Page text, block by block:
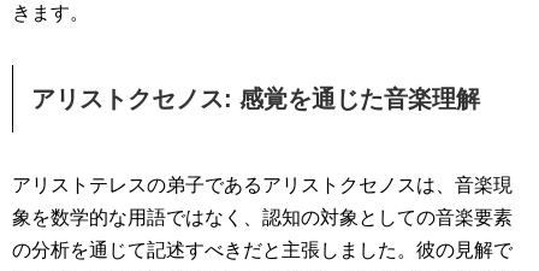
きます。
アリストクセノス: 感覚を通じた音楽理解
アリストテレスの弟子であるアリストクセノスは、音楽現
象を数学的な用語ではなく、認知の対象としての音楽要素
の分析を通じて記述すべきだと主張しました。彼の見解で